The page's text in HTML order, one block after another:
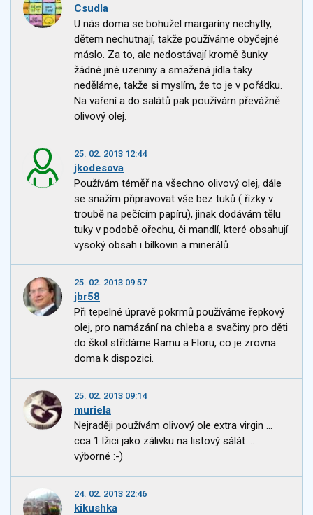
Csudla
U nás doma se bohužel margaríny nechytly,
dětem nechutnají, takže používáme obyčejné
máslo. Za to, ale nedostávají kromě šunky
žádné jiné uzeniny a smažená jídla taky
neděláme, takže si myslím, že to je v pořádku.
Na vaření a do salátů pak používám převážně
olivový olej.
25. 02. 2013 12:44
jkodesova
Používám téměř na všechno olivový olej, dále
se snažím připravovat vše bez tuků ( řízky v
troubě na pečícím papíru), jinak dodávám tělu
tuky v podobě ořechu, či mandlí, které obsahují
vysoký obsah i bílkovin a minerálů.
25. 02. 2013 09:57
jbr58
Při tepelné úpravě pokrmů používáme řepkový
olej, pro namázání na chleba a svačiny pro děti
do škol střídáme Ramu a Floru, co je zrovna
doma k dispozici.
25. 02. 2013 09:14
muriela
Nejraději používám olivový ole extra virgin ...
cca 1 lžici jako zálivku na listový sálát ...
výborné :-)
24. 02. 2013 22:46
kikushka